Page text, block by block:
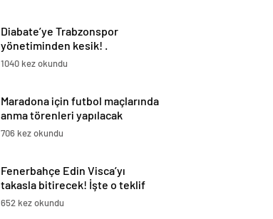
Diabate’ye Trabzonspor
yönetiminden kesik! .
1040 kez okundu
Maradona için futbol maçlarında
anma törenleri yapılacak
706 kez okundu
Fenerbahçe Edin Visca’yı
takasla bitirecek! İşte o teklif
652 kez okundu